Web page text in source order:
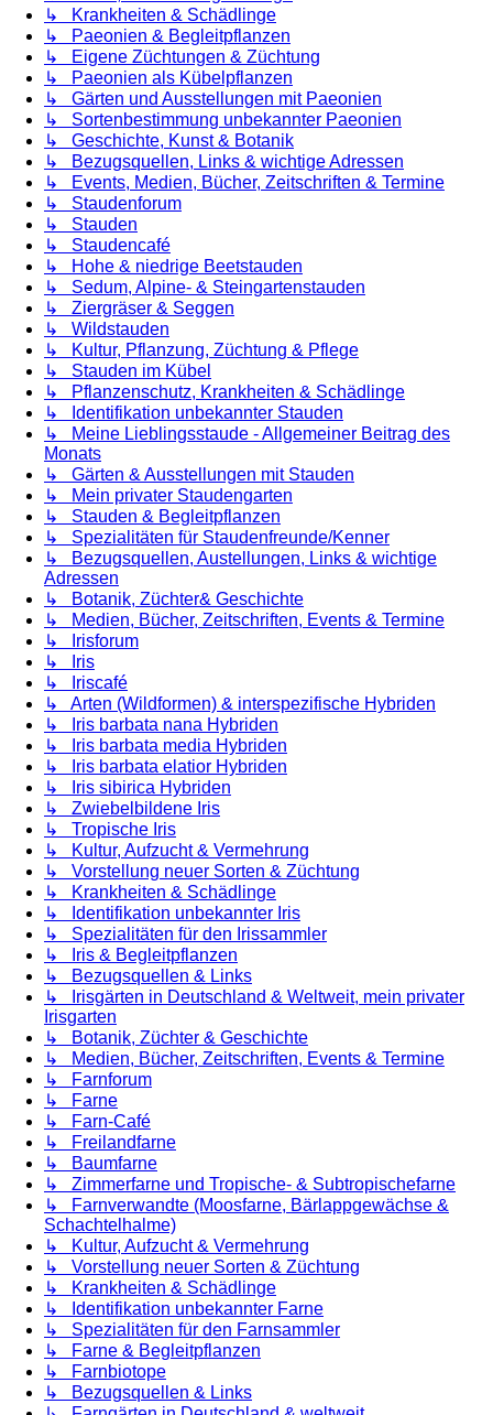
↳ Krankheiten & Schädlinge
↳ Paeonien & Begleitpflanzen
↳ Eigene Züchtungen & Züchtung
↳ Paeonien als Kübelpflanzen
↳ Gärten und Ausstellungen mit Paeonien
↳ Sortenbestimmung unbekannter Paeonien
↳ Geschichte, Kunst & Botanik
↳ Bezugsquellen, Links & wichtige Adressen
↳ Events, Medien, Bücher, Zeitschriften & Termine
↳ Staudenforum
↳ Stauden
↳ Staudencafé
↳ Hohe & niedrige Beetstauden
↳ Sedum, Alpine- & Steingartenstauden
↳ Ziergräser & Seggen
↳ Wildstauden
↳ Kultur, Pflanzung, Züchtung & Pflege
↳ Stauden im Kübel
↳ Pflanzenschutz, Krankheiten & Schädlinge
↳ Identifikation unbekannter Stauden
↳ Meine Lieblingsstaude - Allgemeiner Beitrag des
Monats
↳ Gärten & Ausstellungen mit Stauden
↳ Mein privater Staudengarten
↳ Stauden & Begleitpflanzen
↳ Spezialitäten für Staudenfreunde/Kenner
↳ Bezugsquellen, Austellungen, Links & wichtige
Adressen
↳ Botanik, Züchter& Geschichte
↳ Medien, Bücher, Zeitschriften, Events & Termine
↳ Irisforum
↳ Iris
↳ Iriscafé
↳ Arten (Wildformen) & interspezifische Hybriden
↳ Iris barbata nana Hybriden
↳ Iris barbata media Hybriden
↳ Iris barbata elatior Hybriden
↳ Iris sibirica Hybriden
↳ Zwiebelbildene Iris
↳ Tropische Iris
↳ Kultur, Aufzucht & Vermehrung
↳ Vorstellung neuer Sorten & Züchtung
↳ Krankheiten & Schädlinge
↳ Identifikation unbekannter Iris
↳ Spezialitäten für den Irissammler
↳ Iris & Begleitpflanzen
↳ Bezugsquellen & Links
↳ Irisgärten in Deutschland & Weltweit, mein privater
Irisgarten
↳ Botanik, Züchter & Geschichte
↳ Medien, Bücher, Zeitschriften, Events & Termine
↳ Farnforum
↳ Farne
↳ Farn-Café
↳ Freilandfarne
↳ Baumfarne
↳ Zimmerfarne und Tropische- & Subtropischefarne
↳ Farnverwandte (Moosfarne, Bärlappgewächse &
Schachtelhalme)
↳ Kultur, Aufzucht & Vermehrung
↳ Vorstellung neuer Sorten & Züchtung
↳ Krankheiten & Schädlinge
↳ Identifikation unbekannter Farne
↳ Spezialitäten für den Farnsammler
↳ Farne & Begleitpflanzen
↳ Farnbiotope
↳ Bezugsquellen & Links